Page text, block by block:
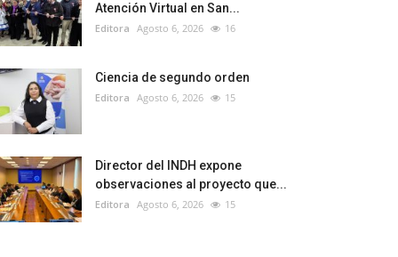
Atención Virtual en San...
Editora Agosto 6, 2026 16
Ciencia de segundo orden
Editora Agosto 6, 2026 15
Director del INDH expone
observaciones al proyecto que...
Editora Agosto 6, 2026 15